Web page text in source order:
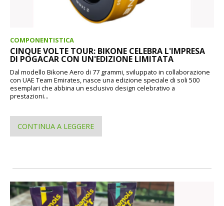
COMPONENTISTICA
CINQUE VOLTE TOUR: BIKONE CELEBRA L'IMPRESA
DI POGACAR CON UN'EDIZIONE LIMITATA
Dal modello Bikone Aero di 77 grammi, sviluppato in collaborazione
con UAE Team Emirates, nasce una edizione speciale di soli 500
esemplari che abbina un esclusivo design celebrativo a
prestazioni...
CONTINUA A LEGGERE